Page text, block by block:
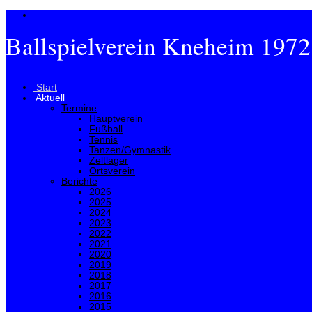
Ballspielverein Kneheim
Start
Aktuell
Termine
Hauptverein
Fußball
Tennis
Tanzen/Gymnastik
Zeltlager
Ortsverein
Berichte
2026
2025
2024
2023
2022
2021
2020
2019
2018
2017
2016
2015